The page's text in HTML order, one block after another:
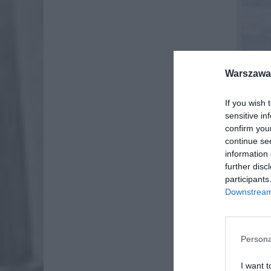
If you wish
sensitive
confirm
continue
information
further
I want